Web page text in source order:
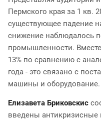
Пермского края за 1 кв.
существующее падение
снижение наблюдалось
промышленности.
13% по сравнению с
года - это связано с
машины и оборудование.
Елизавета Бриковскис
введены антикризисные